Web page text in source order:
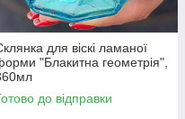
для віскі ламаної
"Блакитна геометрія",
до відправки